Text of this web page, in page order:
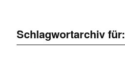
Schlagwortarchiv für: